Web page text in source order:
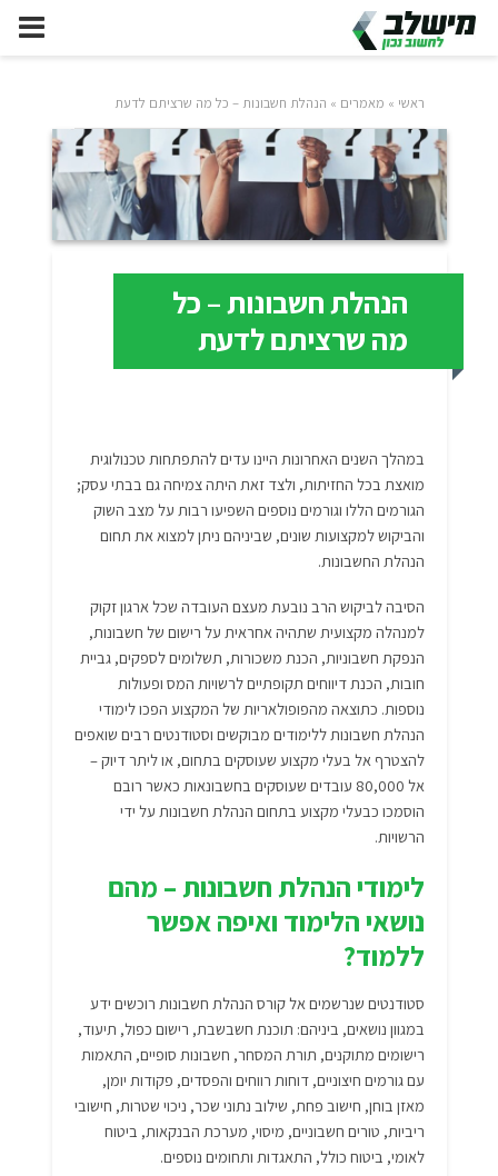
ראשי » מאמרים » הנהלת חשבונות – כל מה שרציתם לדעת
הנהלת חשבונות – כל
מה שרציתם לדעת
במהלך השנים האחרונות היינו עדים להתפתחות טכנולוגית
מואצת בכל החזיתות, ולצד זאת היתה צמיחה גם בבתי עסק;
הגורמים הללו וגורמים נוספים השפיעו רבות על מצב השוק
והביקוש למקצועות שונים, שביניהם ניתן למצוא את תחום
הנהלת החשבונות.
הסיבה לביקוש הרב נובעת מעצם העובדה שכל ארגון זקוק
למנהלה מקצועית שתהיה אחראית על רישום של חשבונות,
הנפקת חשבוניות, הכנת משכורות, תשלומים לספקים, גביית
חובות, הכנת דיווחים תקופתיים לרשויות המס ופעולות
נוספות. כתוצאה מהפופולאריות של המקצוע הפכו לימודי
הנהלת חשבונות ללימודים מבוקשים וסטודנטים רבים שואפים
להצטרף אל בעלי מקצוע שעוסקים בתחום, או ליתר דיוק –
אל 80,000 עובדים שעוסקים בחשבונאות כאשר רובם
הוסמכו כבעלי מקצוע בתחום הנהלת חשבונות על ידי
הרשויות.
לימודי הנהלת חשבונות – מהם
נושאי הלימוד ואיפה אפשר
ללמוד?
סטודנטים שנרשמים אל קורס הנהלת חשבונות רוכשים ידע
במגוון נושאים, ביניהם: תוכנת חשבשבת, רישום כפול, תיעוד,
רישומים מתוקנים, תורת המסחר, חשבונות סופיים, התאמות
עם גורמים חיצוניים, דוחות רווחים והפסדים, פקודות יומן,
מאזן בוחן, חישוב פחת, שילוב נתוני שכר, ניכוי שטרות, חישובי
ריביות, טורים חשבוניים, מיסוי, מערכת הבנקאות, ביטוח
לאומי, ביטוח כולל, התאגדות ותחומים נוספים.